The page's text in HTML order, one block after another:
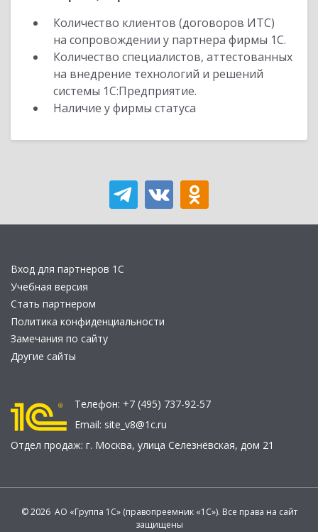
Количество клиентов (договоров ИТС)
на сопровождении у партнера фирмы 1С.
Количество специалистов, аттестованных
на внедрение технологий и решений
системы 1С:Предприятие.
Наличие у фирмы статуса
Вход для партнеров 1С
Учебная версия
Стать партнером
Политика конфиденциальности
Замечания по сайту
Другие сайты
Телефон: +7 (495) 737-92-57
Email: site_v8@1c.ru
Отдел продаж: г. Москва, улица Селезнёвская, дом 21
© 2026 АО «Группа 1С» (правопреемник «1С»). Все права на сайт
защищены